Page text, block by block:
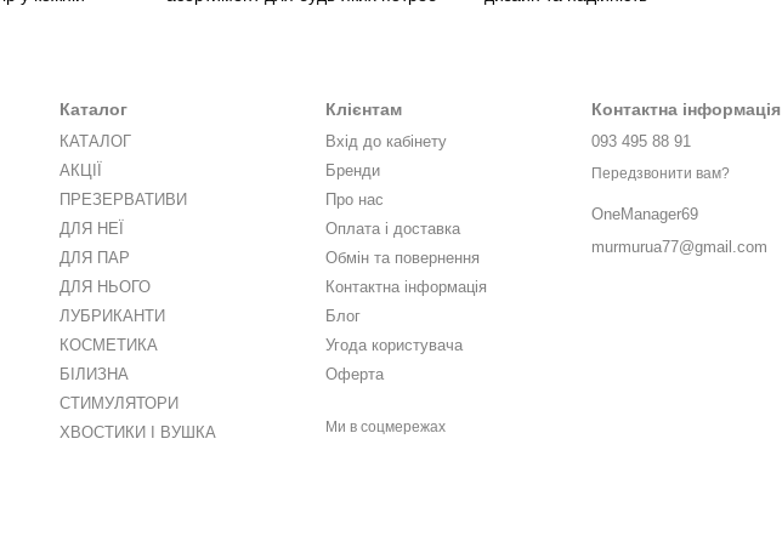
Каталог
КАТАЛОГ
АКЦІЇ
ПРЕЗЕРВАТИВИ
ДЛЯ НЕЇ
ДЛЯ ПАР
ДЛЯ НЬОГО
ЛУБРИКАНТИ
КОСМЕТИКА
БІЛИЗНА
СТИМУЛЯТОРИ
ХВОСТИКИ І ВУШКА
Клієнтам
Вхід до кабінету
Бренди
Про нас
Оплата і доставка
Обмін та повернення
Контактна інформація
Блог
Угода користувача
Оферта
Ми в соцмережах
Контактна інформація
093 495 88 91
Передзвонити вам?
OneManager69
murmurua77@gmail.com